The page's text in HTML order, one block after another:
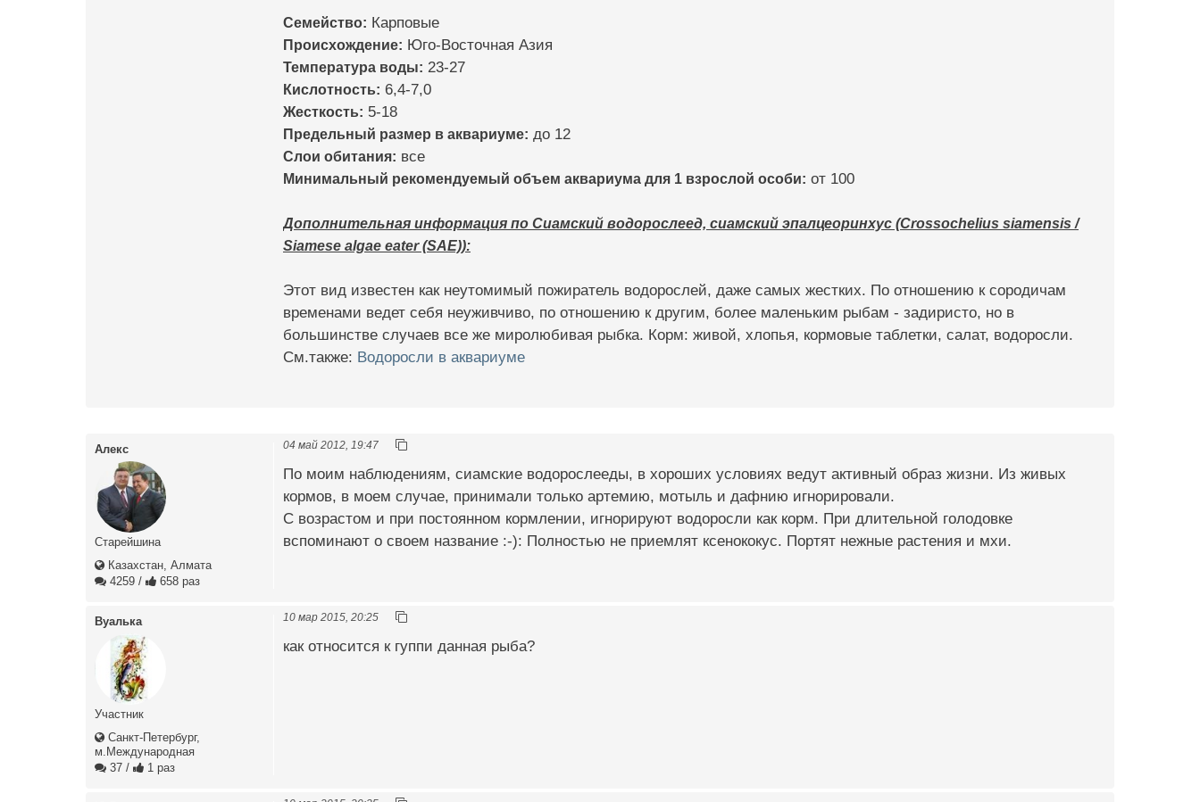
Семейство: Карповые
Происхождение: Юго-Восточная Азия
Температура воды: 23-27
Кислотность: 6,4-7,0
Жесткость: 5-18
Предельный размер в аквариуме: до 12
Слои обитания: все
Минимальный рекомендуемый объем аквариума для 1 взрослой особи: от 100
Дополнительная информация по Сиамский водорослеед, сиамский эпалцеоринхус (Crossochelius siamensis /
Siamese algae eater (SAE)):
Этот вид известен как неутомимый пожиратель водорослей, даже самых жестких. По отношению к сородичам
временами ведет себя неуживчиво, по отношению к другим, более маленьким рыбам - задиристо, но в
большинстве случаев все же миролюбивая рыбка. Корм: живой, хлопья, кормовые таблетки, салат, водоросли.
См.также: Водоросли в аквариуме
Алекс
Старейшина
Казахстан, Алмата
4259 / 658 раз
04 май 2012, 19:47
По моим наблюдениям, сиамские водорослееды, в хороших условиях ведут активный образ жизни. Из живых
кормов, в моем случае, принимали только артемию, мотыль и дафнию игнорировали.
С возрастом и при постоянном кормлении, игнорируют водоросли как корм. При длительной голодовке
вспоминают о своем название :-): Полностью не приемлят ксенококус. Портят нежные растения и мхи.
Вуалька
Участник
Санкт-Петербург,
м.Международная
37 / 1 раз
10 мар 2015, 20:25
как относится к гуппи данная рыба?